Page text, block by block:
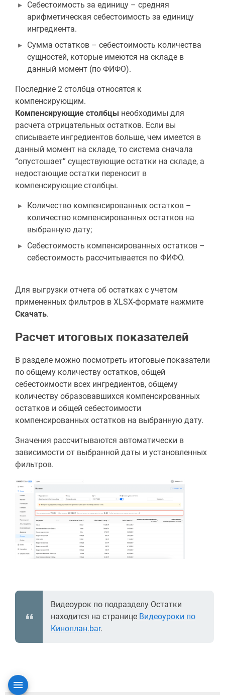
Себестоимость за единицу – средняя
арифметическая себестоимость за единицу
ингредиента.
Сумма остатков – себестоимость количества
сущностей, которые имеются на складе в
данный момент (по ФИФО).
Последние 2 столбца относятся к
компенсирующим.
Компенсирующие столбцы необходимы для
расчета отрицательных остатков. Если вы
списываете ингредиентов больше, чем имеется в
данный момент на складе, то система сначала
“опустошает” существующие остатки на складе, а
недостающие остатки переносит в
компенсирующие столбцы.
Количество компенсированных остатков –
количество компенсированных остатков на
выбранную дату;
Себестоимость компенсированных остатков –
себестоимость рассчитывается по ФИФО.
Для выгрузки отчета об остатках с учетом
примененных фильтров в XLSX-формате нажмите
Скачать.
Расчет итоговых показателей
В разделе можно посмотреть итоговые показатели
по общему количеству остатков, общей
себестоимости всех ингредиентов, общему
количеству образовавшихся компенсированных
остатков и общей себестоимости
компенсированных остатков на выбранную дату.
Значения рассчитываются автоматически в
зависимости от выбранной даты и установленных
фильтров.
Видеоурок по подразделу Остатки
находится на странице Видеоуроки по
Киноплан.bar.